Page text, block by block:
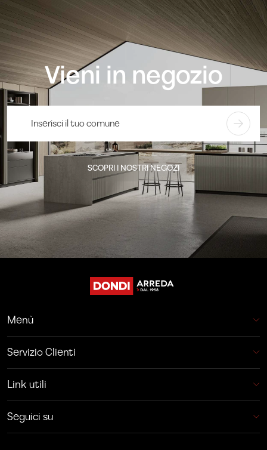
Vieni in negozio
SCOPRI I NOSTRI NEGOZI
Menù
Servizio Clienti
Link utili
Seguici su